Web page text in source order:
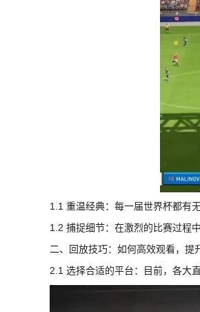
1.1 重温经典：每一届世界杯都有
1.2 捕捉细节：在激烈的比赛过程
二、回放技巧：如何高效观看，提
2.1 选择合适的平台：目前，各大